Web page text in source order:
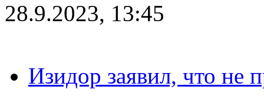
28.9.2023, 13:45
Изидор заявил, что не